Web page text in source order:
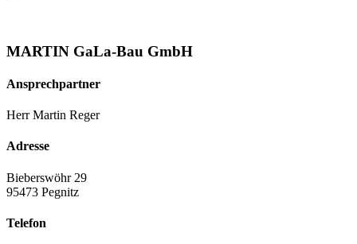
MARTIN GaLa-Bau GmbH
Ansprechpartner
Herr Martin Reger
Adresse
Bieberswöhr 29
95473 Pegnitz
Telefon